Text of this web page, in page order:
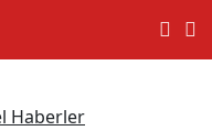
Haberler